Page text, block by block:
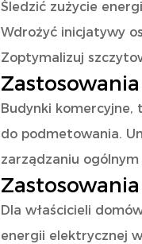
Śledzić zużycie
Wdrożyć inicjatywy
Zoptymalizuj
Budynki
do podmetowania.
zarządzaniu
Dla właścicieli
energii elektrycznej